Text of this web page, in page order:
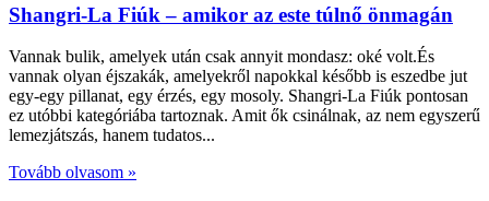
Shangri-La Fiúk – amikor az este túlnő önmagán
Vannak bulik, amelyek után csak annyit mondasz: oké volt.És
vannak olyan éjszakák, amelyekről napokkal később is eszedbe jut
egy-egy pillanat, egy érzés, egy mosoly. Shangri-La Fiúk pontosan
ez utóbbi kategóriába tartoznak. Amit ők csinálnak, az nem egyszerű
lemezjátszás, hanem tudatos
Tovább olvasom »